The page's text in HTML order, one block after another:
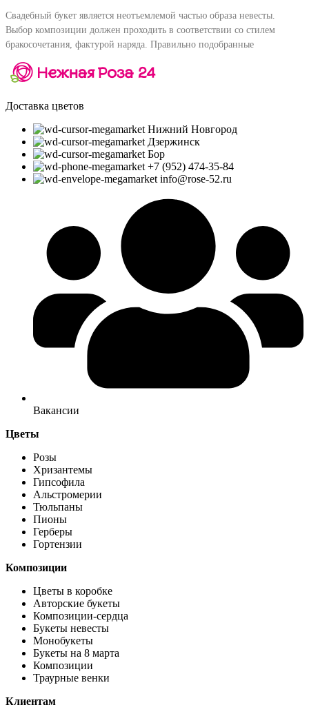
Свадебный букет является неотъемлемой частью образа невесты.
Выбор композиции должен проходить в соответствии со стилем
бракосочетания, фактурой наряда. Правильно подобранные
Доставка цветов
Нижний Новгород
Дзержинск
Бор
+7 (952) 474-35-84
info@rose-52.ru
Вакансии
Цветы
Розы
Хризантемы
Гипсофила
Альстромерии
Тюльпаны
Пионы
Герберы
Гортензии
Композиции
Цветы в коробке
Авторские букеты
Композиции-сердца
Букеты невесты
Монобукеты
Букеты на 8 марта
Композиции
Траурные венки
Клиентам